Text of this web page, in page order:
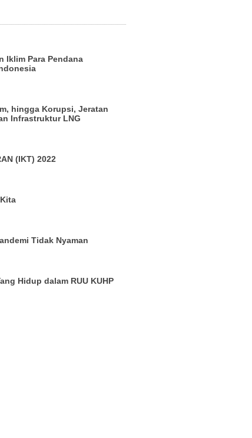
Iklim Para Pendana
hingga Korupsi, Jeratan
Infrastruktur LNG
(IKT) 2022
Tidak Nyaman
Hidup dalam RUU KUHP